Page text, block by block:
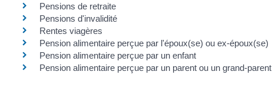
Pensions de retraite
Pensions d'invalidité
Rentes viagères
Pension alimentaire perçue par l'époux(se) ou ex-époux(se)
Pension alimentaire perçue par un enfant
Pension alimentaire perçue par un parent ou un grand-parent